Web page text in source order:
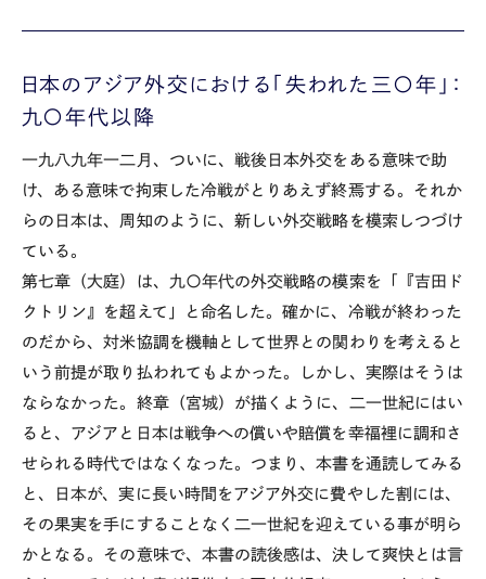
日本のアジア外交における「失われた三〇年」：
九〇年代以降
一九八九年一二月、ついに、戦後日本外交をある意味で助
け、ある意味で拘束した冷戦がとりあえず終焉する。それか
らの日本は、周知のように、新しい外交戦略を模索しつづけ
ている。
第七章（大庭）は、九〇年代の外交戦略の模索を「『吉田ド
クトリン』を超えて」と命名した。確かに、冷戦が終わった
のだから、対米協調を機軸として世界との関わりを考えると
いう前提が取り払われてもよかった。しかし、実際はそうは
ならなかった。終章（宮城）が描くように、二一世紀にはい
ると、アジアと日本は戦争への償いや賠償を幸福裡に調和さ
せられる時代ではなくなった。つまり、本書を通読してみる
と、日本が、実に長い時間をアジア外交に費やした割には、
その果実を手にすることなく二一世紀を迎えている事が明ら
かとなる。その意味で、本書の読後感は、決して爽快とは言